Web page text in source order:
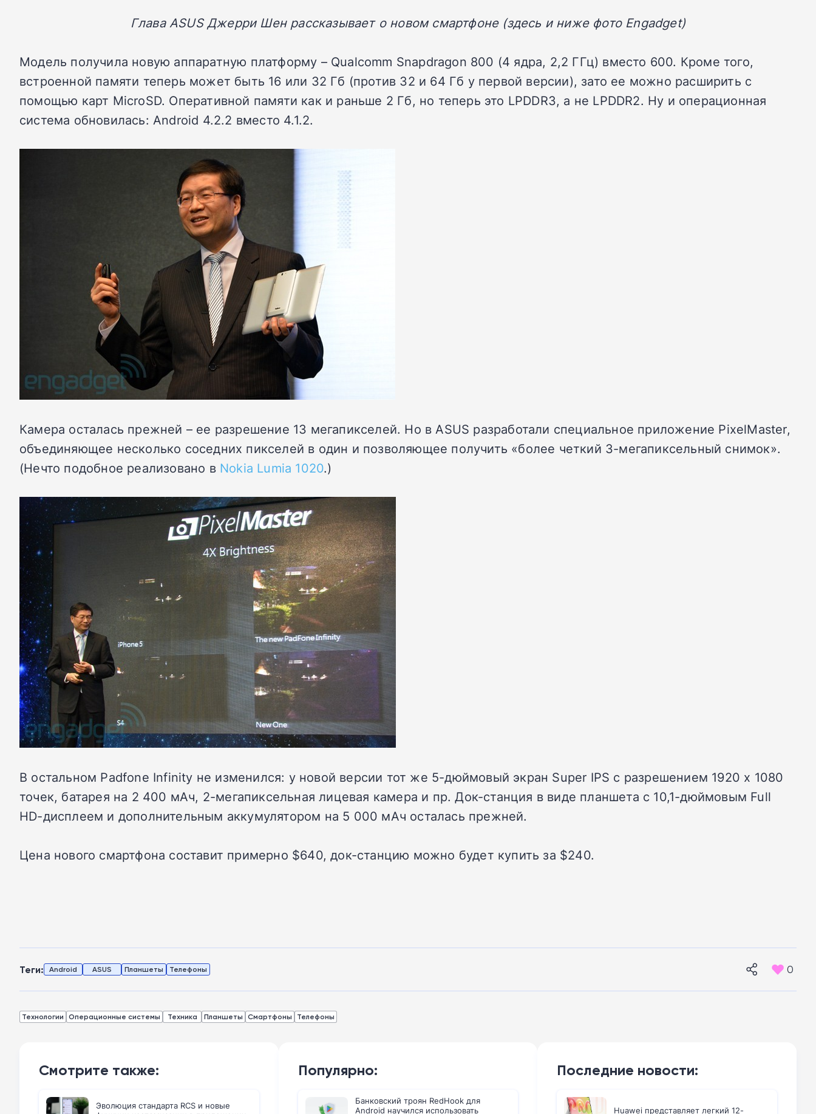
Глава ASUS Джерри Шен рассказывает о новом смартфоне (здесь и ниже фото Engadget)
Модель получила новую аппаратную платформу – Qualcomm Snapdragon 800 (4 ядра, 2,2 ГГц) вместо 600. Кроме того,
встроенной памяти теперь может быть 16 или 32 Гб (против 32 и 64 Гб у первой версии), зато ее можно расширить с
помощью карт MicroSD. Оперативной памяти как и раньше 2 Гб, но теперь это LPDDR3, а не LPDDR2. Ну и операционная
система обновилась: Android 4.2.2 вместо 4.1.2.
Камера осталась прежней – ее разрешение 13 мегапикселей. Но в ASUS разработали специальное приложение PixelMaster,
объединяющее несколько соседних пикселей в один и позволяющее получить «более четкий 3-мегапиксельный снимок».
(Нечто подобное реализовано в Nokia Lumia 1020.)
В остальном Padfone Infinity не изменился: у новой версии тот же 5-дюймовый экран Super IPS с разрешением 1920 х 1080
точек, батарея на 2 400 мАч, 2-мегапиксельная лицевая камера и пр. Док-станция в виде планшета с 10,1-дюймовым Full
HD-дисплеем и дополнительным аккумулятором на 5 000 мАч осталась прежней.
Цена нового смартфона составит примерно $640, док-станцию можно будет купить за $240.
Теги: Android ASUS Планшеты Телефоны 0
Технологии Операционные системы Техника Планшеты Смартфоны Телефоны
Смотрите также:
Эволюция стандарта RCS и новые
Популярно:
Банковский троян RedHook для
Android научился использовать
Последние новости:
Huawei представляет легкий 12-